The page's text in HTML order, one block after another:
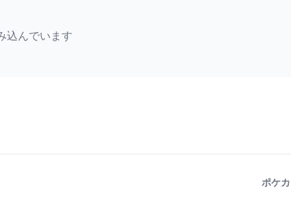
込んでいます
ポケカ